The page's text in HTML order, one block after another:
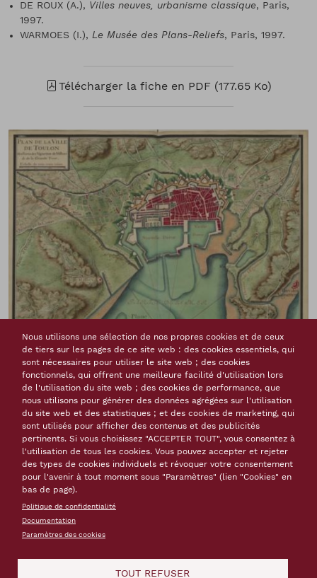
DE ROUX (A.), Villes neuves, urbanisme classique, Paris,
1997.
WARMOES (I.), Le Musée des Plans-Reliefs, Paris, 1997.
Télécharger la fiche en PDF (177.65 Ko)
Toulon et sa rade, plan de 1700, Cartes des environs de
plusieurs places [entre les Alpes et la Méditerranée et sur les
Côtes de la Manche], [Paris], pl. 15, gallica.bnf.fr / Bibliothèque
nationale de France.
Nous utilisons une sélection de nos propres cookies et de ceux
de tiers sur les pages de ce site web : des cookies essentiels, qui
sont nécessaires pour utiliser le site web ; des cookies
fonctionnels, qui offrent une meilleure facilité d'utilisation lors
de l'utilisation du site web ; des cookies de performance, que
nous utilisons pour générer des données agrégées sur l'utilisation
du site web et des statistiques ; et des cookies de marketing, qui
sont utilisés pour afficher des contenus et des publicités
pertinents. Si vous choisissez "ACCEPTER TOUT", vous consentez à
l'utilisation de tous les cookies. Vous pouvez accepter et rejeter
des types de cookies individuels et révoquer votre consentement
pour l'avenir à tout moment sous "Paramètres" (lien "Cookies" en
bas de page).
Politique de confidentialité
Documentation
Paramètres des cookies
TOUT REFUSER